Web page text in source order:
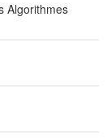
Algorithmes